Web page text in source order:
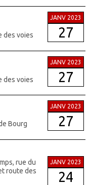
des voies
JANV 2023
27
des voies
JANV 2023
27
Bourg
JANV 2023
27
rue du
route des
JANV 2023
24